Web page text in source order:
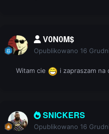
V0N0M$
Opublikowano 16
Witam cie i zapraszam na
SNICKERS
Opublikowano 16